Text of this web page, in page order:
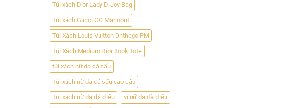
Túi xách Dior Lady D-Joy Bag
Túi xách Gucci GG Marmont
Túi Xách Louis Vuitton Onthego PM
Túi Xách Medium Dior Book Tote
túi xách nữ da cá sấu
Túi xách nữ da cá sấu cao cấp
Túi xách nữ da đà điểu ví nữ da đà điểu